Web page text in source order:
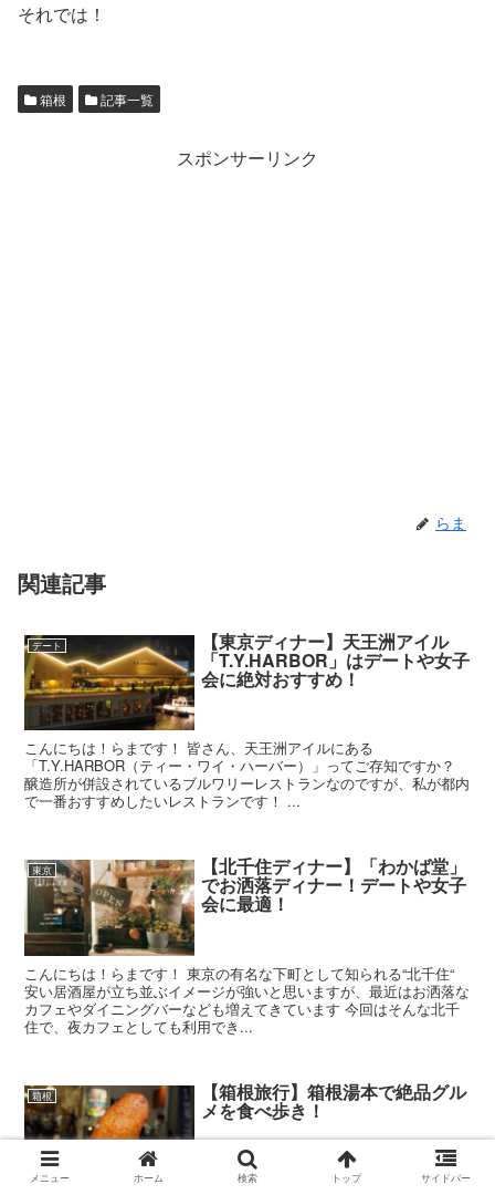
それでは！
箱根 記事一覧
スポンサーリンク
らま
関連記事
デート 【東京ディナー】天王洲アイル
「T.Y.HARBOR」はデートや女子
会に絶対おすすめ！
こんにちは！らまです！ 皆さん、天王洲アイルにある
「T.Y.HARBOR（ティー・ワイ・ハーバー）」ってご存知ですか？
醸造所が併設されているブルワリーレストランなのですが、私が都内
で一番おすすめしたいレストランです！ ...
東京 【北千住ディナー】「わかば堂」
でお洒落ディナー！デートや女子
会に最適！
こんにちは！らまです！ 東京の有名な下町として知られる“北千住“
安い居酒屋が立ち並ぶイメージが強いと思いますが、最近はお洒落な
カフェやダイニングバーなども増えてきています 今回はそんな北千
住で、夜カフェとしても利用でき...
箱根 【箱根旅行】箱根湯本で絶品グル
メを食べ歩き！
メニュー ホーム 検索 トップ サイドバー